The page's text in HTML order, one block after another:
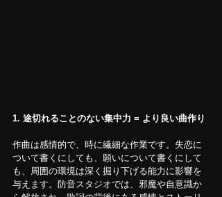
1. 途切れることのない集中力 = より良い曲作り
作曲は感情的で、時に繊細な作業です。失恋に
ついて書くにしても、願いについて書くにして
も、周囲の環境は深く掘り下げる能力に影響を
与えます。防音スタジオでは、邪魔や自意識か